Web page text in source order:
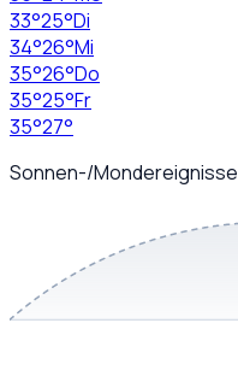
33°25°Di
34°26°Mi
35°26°Do
35°25°Fr
35°27°
Sonnen-/Mondereignisse